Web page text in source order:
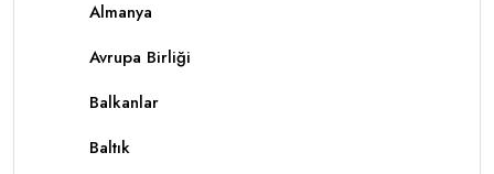
Almanya
Avrupa Birliği
Balkanlar
Baltık